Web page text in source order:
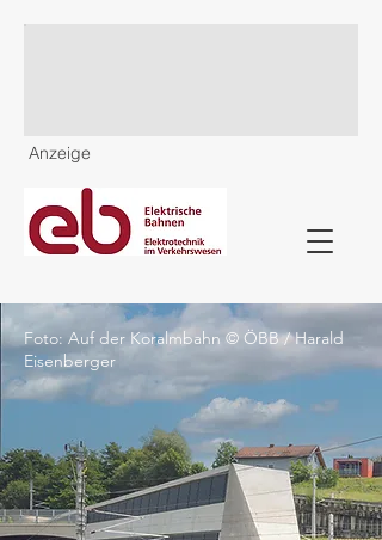
Anzeige
Foto: Auf der Koralmbahn © ÖBB / Harald
Eisenberger